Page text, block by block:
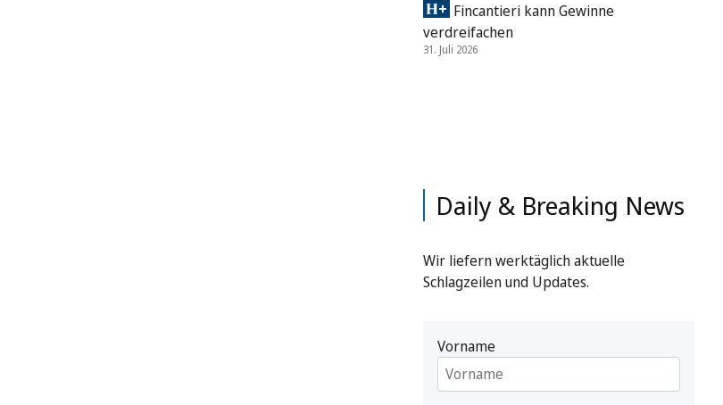
Fincantieri kann Gewinne
verdreifachen
31. Juli 2026
Daily & Breaking News
Wir liefern werktäglich aktuelle
Schlagzeilen und Updates.
Vorname